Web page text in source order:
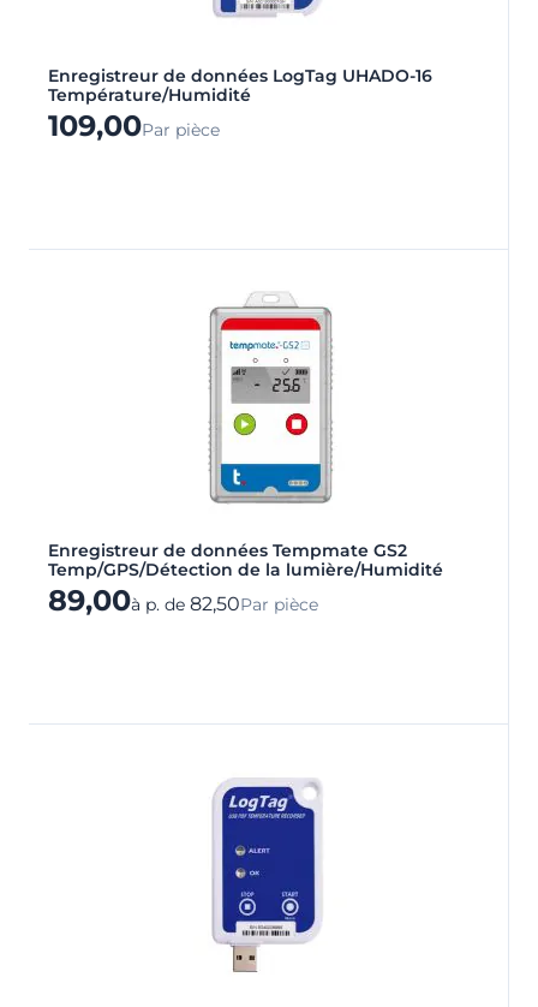
Enregistreur de données LogTag UHADO-16
Température/Humidité
109,00Par pièce
Enregistreur de données Tempmate GS2
Temp/GPS/Détection de la lumière/Humidité
89,00à p. de 82,50Par pièce